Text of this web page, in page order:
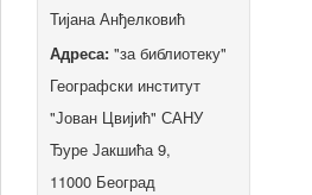
Тијана Анђелковић
Адреса: "за библиотеку"
Географски институт
"Јован Цвијић" САНУ
Ђуре Јакшића 9,
11000 Београд